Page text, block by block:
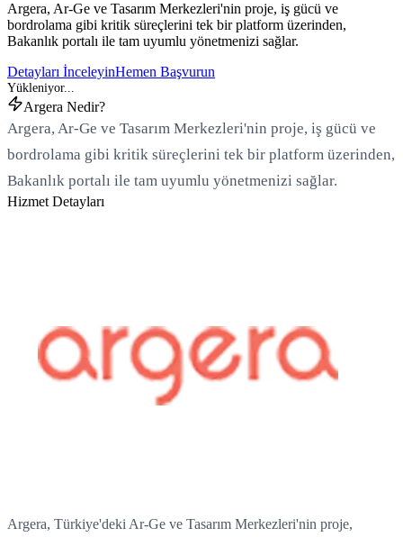
Argera, Ar-Ge ve Tasarım Merkezleri'nin proje, iş gücü ve
bordrolama gibi kritik süreçlerini tek bir platform üzerinden,
Bakanlık portalı ile tam uyumlu yönetmenizi sağlar.
Detayları İnceleyinHemen Başvurun
Argera Nedir?
Argera, Ar-Ge ve Tasarım Merkezleri'nin proje, iş gücü ve
bordrolama gibi kritik süreçlerini tek bir platform üzerinden,
Bakanlık portalı ile tam uyumlu yönetmenizi sağlar.
Hizmet Detayları
Argera, Türkiye'deki Ar-Ge ve Tasarım Merkezleri'nin proje,